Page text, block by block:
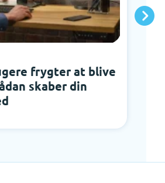
frygter at blive
skaber din